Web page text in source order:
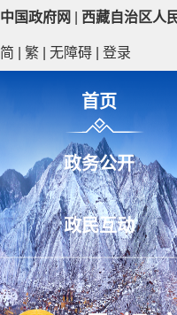
中国政府网 西藏自治区人
简 繁 无障碍 登录
首页
政务公开
政民互动